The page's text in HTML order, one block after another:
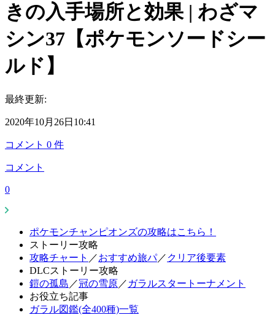
きの入手場所と効果 | わざマ
シン37【ポケモンソードシー
ルド】
最終更新:
2020年10月26日10:41
コメント 0 件
コメント
0
ポケモンチャンピオンズの攻略はこちら！
ストーリー攻略
攻略チャート ／おすすめ旅パ／ クリア後要素
DLCストーリー攻略
鎧の孤島 ／冠の雪原／ ガラルスタートーナメント
お役立ち記事
ガラル図鑑(全400種)一覧